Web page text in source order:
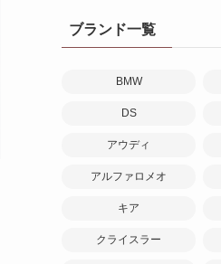
ブランド一覧
BMW
DS
アウディ
アルファロメオ
キア
クライスラー